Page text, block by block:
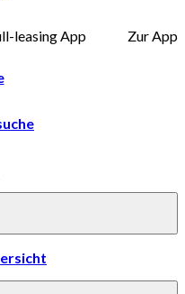
leasing App Zur App